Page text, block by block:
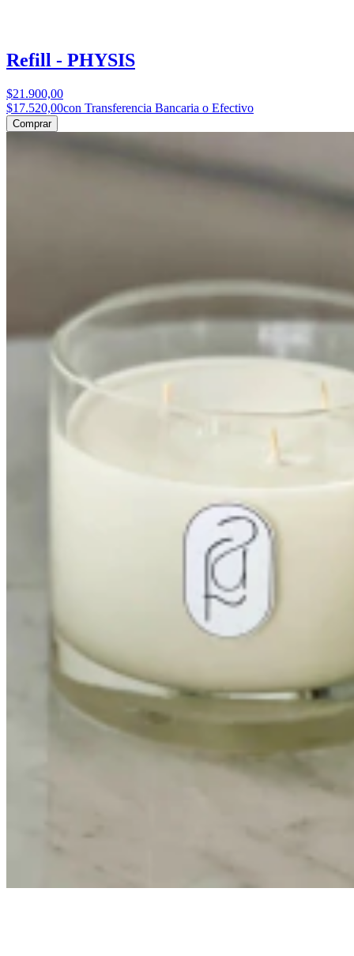
Refill - PHYSIS
$21.900,00
$17.520,00con Transferencia Bancaria o Efectivo
Comprar